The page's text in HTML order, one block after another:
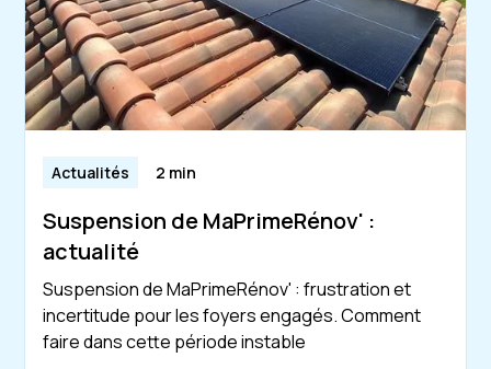
Actualités 2 min
Suspension de MaPrimeRénov' :
actualité
Suspension de MaPrimeRénov' : frustration et
incertitude pour les foyers engagés. Comment
faire dans cette période instable